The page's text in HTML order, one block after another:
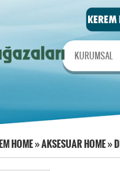
KURUMSAL
HOME»AKSESUAR HOME»